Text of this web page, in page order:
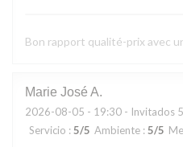
Bon rapport qualité-prix avec
Marie José A
2026-08-05 - 19:30 - Invitados 5
Servicio : 5/5 Ambiente : 5/5